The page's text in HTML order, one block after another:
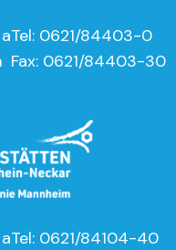
Tel: 0621/84403-0
Fax: 0621/84403-30
Tel: 0621/84104-40